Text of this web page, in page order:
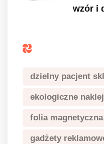
wzór i
dzielny pacjent
ekologiczne
folia magnetyczna
gadżety